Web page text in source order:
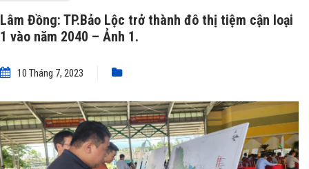
Lâm Đồng: TP.Bảo Lộc trở thành đô thị tiệm cận loại
1 vào năm 2040 – Ảnh 1.
10 Tháng 7, 2023